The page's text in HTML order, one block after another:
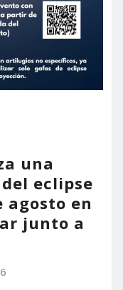
una
eclipse
agosto en
junto a